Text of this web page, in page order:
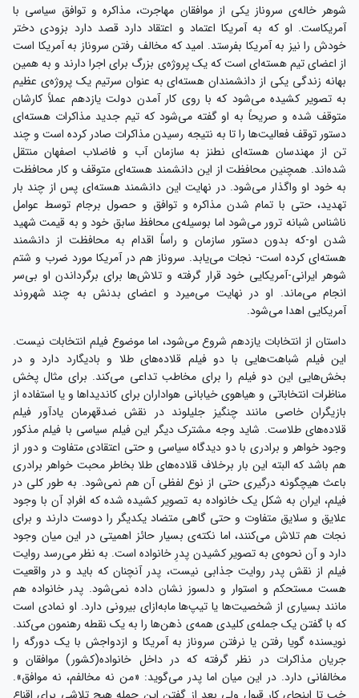
شوهر خاله‌ی سروناز یکی از موافقان مهاجرت، مذاکره و توافق سیاسی با
آمریکاست. او که به آمریکا اعتماد و اعتقاد دارد قصد دارد بزودی دختر
خودش را نیز به آمریکا بفرستد. امید که مخالف رفتن سروناز به آمریکا است
از اعضای تیم هسته‌ای است که یک پروژه‌ی بزرگ برای اجرا دارند و به همین
بهانه زندگی یکی از دانشمندان هسته‌ای به عنوان سرتیم یک پروژه‌ی عظیم
به تصویر کشیده می‌شود که با روی کار آمدن دولت یازدهم عملاً کارشان
متوقف شده و صریحاً به او گفته می‌شود که تیم جدید مذاکرات هسته‌ای
دستور توقف فعالیت‌ها را تا به نتیجه رسیدن مذاکرات صادر کرده است و چند
تن از مهندسان هسته‌ای نطنز به سازمان آب و فاضلاب اصفهان منتقل
شده‌اند. همچنین محافظت از این دانشمند هسته‌ای متوقف و کار محافظت
به خود او واگذار می‌شود. در نهایت این دانشمند هسته‌ای پس از چند بار
تهدید، حتی با تمام شدن مذاکره و توافق و حصول برجام توسط عوامل
ناشناس شبانه ترور می‌شود اما بوسیله‌ی محافظ سابق خود و به قیمت شهید
شدن او-که بدون دستور سازمان و راساً اقدام به محافظت از دانشمند
هسته‌ای کرده است- نجات می‌یابد. سروناز هم در آمریکا مورد ضرب و شتم
شوهر ایرانی-آمریکایی خود قرار گرفته و تلاش‌ها برای برگرداندن او بی‌سر
انجام می‌ماند. او در نهایت می‌میرد و اعضای بدنش به چند شهروند
آمریکایی اهدا می‌شود.
داستان از انتخابات یازدهم شروع می‌شود، اما موضوع فیلم انتخابات نیست.
این فیلم شباهت‌هایی با دو فیلم قلاده‌های طلا و بادیگارد دارد و در
بخش‌هایی این دو فیلم را برای مخاطب تداعی می‌کند. برای مثال پخش
مناظرات انتخاباتی و هیاهوی خیابانی هواداران برای کاندیداها و یا استفاده از
بازیگران خاصی مانند چنگیز جلیلوند در نقش ضدقهرمان یادآور فیلم
قلاده‌های طلاست. شاید وجه مشترک دیگر این فیلم سیاسی با فیلم مذکور
وجود خواهر و برادری با دو دیدگاه سیاسی و حتی اعتقادی متفاوت و دور از
هم باشد که البته این بار برخلاف قلاده‌های طلا بخاطر محبت خواهر برادری
باعث هیچگونه درگیری حتی از نوع لفظی آن هم نمی‌شود. به طور کلی در
فیلم، ایران به شکل یک خانواده به تصویر کشیده شده که افرادِ آن با وجود
علایق و سلایق متفاوت و حتی گاهی متضاد یکدیگر را دوست دارند و برای
نجات هم تلاش می‌کنند، اما نکته‌ی بسیار حائز اهمیتی در این میان وجود
دارد و آن نحوه‌ی به تصویر کشیدن پدرِ خانواده است. به نظر می‌رسد روایت
فیلم از نقش پدر روایت جذابی نیست، پدر آنچنان که باید و در واقعیت
هست مستحکم و استوار و دلسوز نشان داده نمی‌شود. پدر خانواده هم
مانند بسیاری از شخصیت‌ها یا تیپ‌ها مابه‌ازای بیرونی دارد. او نمادی است
که با گفتن یک جمله‌ی کلیدی همه‌ی ذهن‌ها را به یک نقطه رهنمون می‌کند.
نویسنده گویا رفتن یا نرفتن سروناز به آمریکا و ازدواجش با یک دورگه را
جریان مذاکرات در نظر گرفته که در داخل خانواده(کشور) موافقان و
مخالفانی دارد. در این میان اما پدر می‌گوید: «من نه مخالفم، نه موافق».